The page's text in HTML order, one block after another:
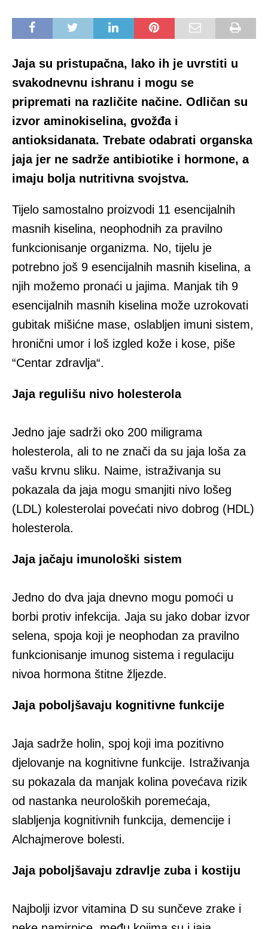
Jaja su pristupačna, lako ih je uvrstiti u
svakodnevnu ishranu i mogu se
pripremati na različite načine. Odličan su
izvor aminokiselina, gvožđa i
antioksidanata. Trebate odabrati organska
jaja jer ne sadrže antibiotike i hormone, a
imaju bolja nutritivna svojstva.
Tijelo samostalno proizvodi 11 esencijalnih
masnih kiselina, neophodnih za pravilno
funkcionisanje organizma. No, tijelu je
potrebno još 9 esencijalnih masnih kiselina, a
njih možemo pronaći u jajima. Manjak tih 9
esencijalnih masnih kiselina može uzrokovati
gubitak mišićne mase, oslabljen imuni sistem,
hronični umor i loš izgled kože i kose, piše
“Centar zdravlja“.
Jaja regulišu nivo holesterola
Jedno jaje sadrži oko 200 miligrama
holesterola, ali to ne znači da su jaja loša za
vašu krvnu sliku. Naime, istraživanja su
pokazala da jaja mogu smanjiti nivo lošeg
(LDL) kolesterolai povećati nivo dobrog (HDL)
holesterola.
Jaja jačaju imunološki sistem
Jedno do dva jaja dnevno mogu pomoći u
borbi protiv infekcija. Jaja su jako dobar izvor
selena, spoja koji je neophodan za pravilno
funkcionisanje imunog sistema i regulaciju
nivoa hormona štitne žljezde.
Jaja poboljšavaju kognitivne funkcije
Jaja sadrže holin, spoj koji ima pozitivno
djelovanje na kognitivne funkcije. Istraživanja
su pokazala da manjak kolina povećava rizik
od nastanka neuroloških poremećaja,
slabljenja kognitivnih funkcija, demencije i
Alchajmerove bolesti.
Jaja poboljšavaju zdravlje zuba i kostiju
Najbolji izvor vitamina D su sunčeve zrake i